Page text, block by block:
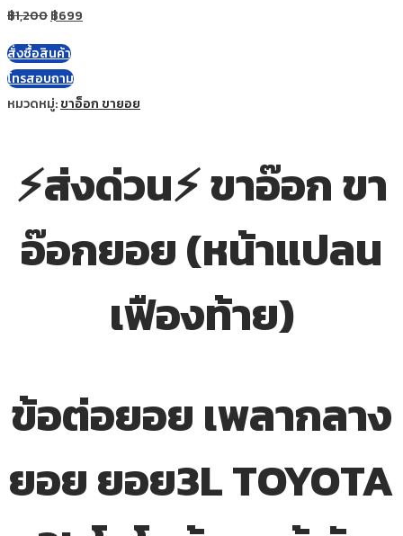
฿1,200฿699
สั่งซื้อสินค้า
โทรสอบถาม
หมวดหมู่:ขาอ็อก ขายอย
⚡ส่งด่วน⚡ ขาอ๊อก ขา
อ๊อกยอย (หน้าแปลน
เฟืองท้าย)
ข้อต่อยอย เพลากลาง
ยอย ยอย3L TOYOTA